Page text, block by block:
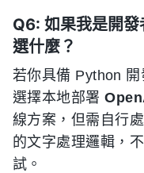
Q6: 如果我是開
選什麼？
若你具備 Python
選擇本地部署
線方案，但需自行
的文字處理邏輯，
試。